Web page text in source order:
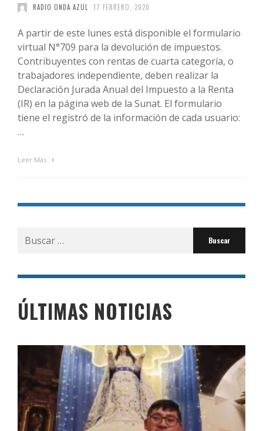
RADIO ONDA AZUL 17 FEBRERO, 2020
A partir de este lunes está disponible el formulario
virtual N°709 para la devolución de impuestos.
Contribuyentes con rentas de cuarta categoría, o
trabajadores independiente, deben realizar la
Declaración Jurada Anual del Impuesto a la Renta
(IR) en la página web de la Sunat. El formulario
tiene el registró de la información de cada usuario:
…
Leer Más
Buscar
por:
ÚLTIMAS NOTICIAS